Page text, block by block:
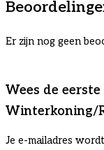
Er zijn nog geen
Wees de
Winterkoning/
Je e-mailadres